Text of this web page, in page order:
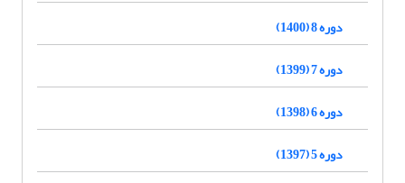
دوره 8 (1400)
دوره 7 (1399)
دوره 6 (1398)
دوره 5 (1397)